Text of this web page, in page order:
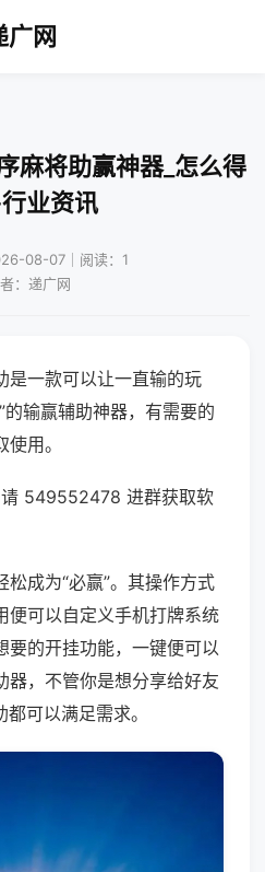
广网
麻将助赢神器_怎么得
业资讯
08-07｜阅读：1
：递广网
是一款可以让一直输的玩
的输赢辅助神器，有需要的
用。
549552478 进群获取软
成为“必赢”。其操作方式
便可以自定义手机打牌系统
要的开挂功能，一键便可以
器，不管你是想分享给好友
可以满足需求。